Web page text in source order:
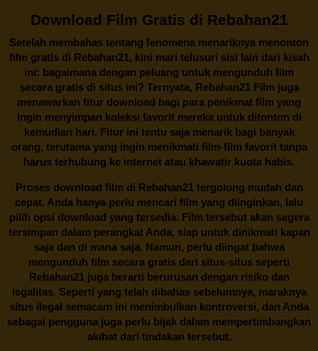
Download Film Gratis di Rebahan21
Setelah membahas tentang fenomena menariknya menonton
film gratis di Rebahan21, kini mari telusuri sisi lain dari kisah
ini: bagaimana dengan peluang untuk mengunduh film
secara gratis di situs ini? Ternyata, Rebahan21 Film juga
menawarkan fitur download bagi para penikmat film yang
ingin menyimpan koleksi favorit mereka untuk ditonton di
kemudian hari. Fitur ini tentu saja menarik bagi banyak
orang, terutama yang ingin menikmati film-film favorit tanpa
harus terhubung ke internet atau khawatir kuota habis.
Proses download film di Rebahan21tergolong mudah dan
cepat. Anda hanya perlu mencari film yang diinginkan, lalu
pilih opsi download yang tersedia. Film tersebut akan segera
tersimpan dalam perangkat Anda, siap untuk dinikmati kapan
saja dan di mana saja. Namun, perlu diingat bahwa
mengunduh film secara gratis dari situs-situs seperti
Rebahan21 juga berarti berurusan dengan risiko dan
legalitas. Seperti yang telah dibahas sebelumnya, maraknya
situs ilegal semacam ini menimbulkan kontroversi, dan Anda
sebagai pengguna juga perlu bijak dalam mempertimbangkan
akibat dari tindakan tersebut.